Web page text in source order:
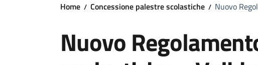
Home Concessione palestre scolastiche Nuovo
Nuovo